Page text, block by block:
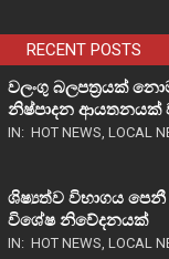
RECENT POSTS
වලංගු බලපත්‍රයක්
නිෂ්පාදන ආයතනයක්
IN: HOT NEWS, LOCAL
ශිෂ්‍යත්ව විභාගය
විශේෂ නිවේදනයක්
IN: HOT NEWS, LOCAL